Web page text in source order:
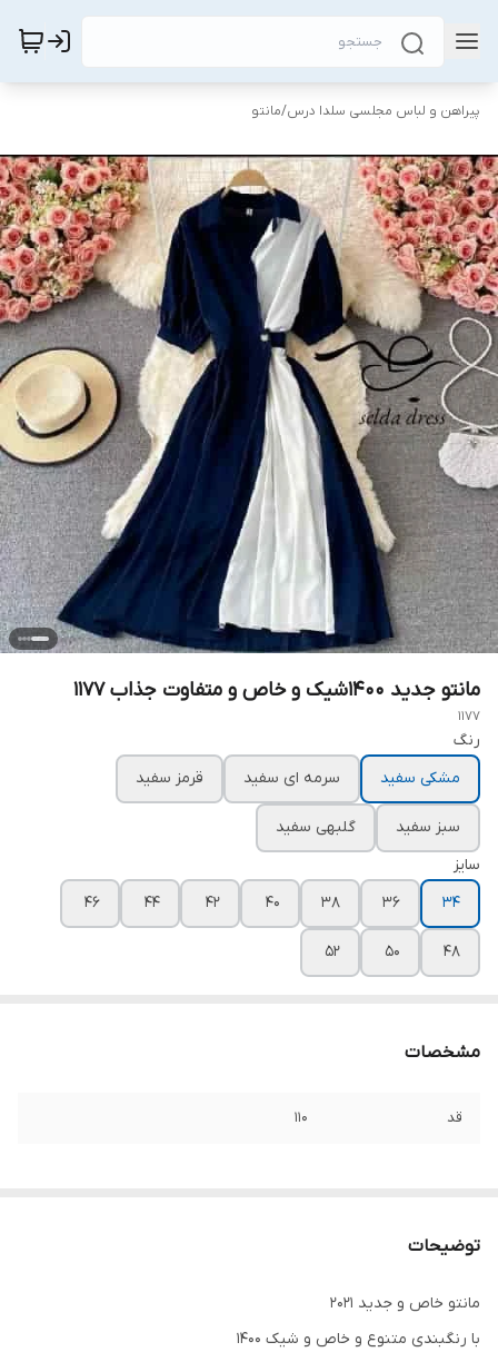
پیراهن و لباس مجلسی سلدا درس/مانتو
مانتو جدید ۱۴۰۰شیک و خاص و متفاوت جذاب ۱۱۷۷
1177
رنگ
مشکی سفید
سرمه ای سفید قرمز سفید
سبز سفید
گلبهی سفید
سایز
۳۴
۳۶ ۳۸ ۴۰ ۴۲ ۴۴ ۴۶
۴۸ ۵۰ ۵۲
مشخصات
قد ۱۱۰
توضیحات
مانتو خاص و جدید ۲۰۲۱
با رنگبندی متنوع و خاص و شیک ۱۴۰۰